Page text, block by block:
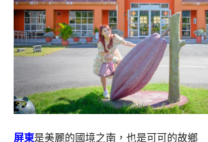
屏東是美麗的國境之南，也是可可的故鄉